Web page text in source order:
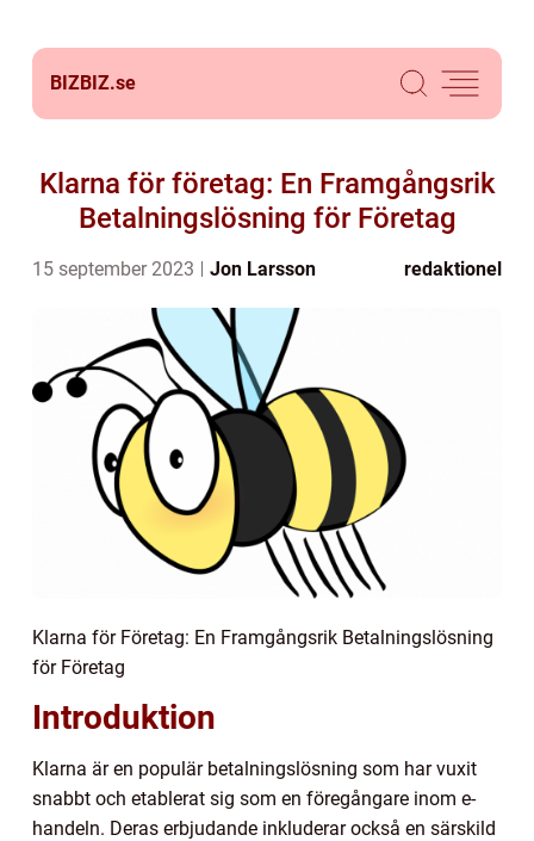
BIZBIZ.se
Klarna för företag: En Framgångsrik
Betalningslösning för Företag
15 september 2023 Jon Larsson redaktionel
Klarna för Företag: En Framgångsrik Betalningslösning
för Företag
Introduktion
Klarna är en populär betalningslösning som har vuxit
snabbt och etablerat sig som en föregångare inom e-
handeln. Deras erbjudande inkluderar också en särskild